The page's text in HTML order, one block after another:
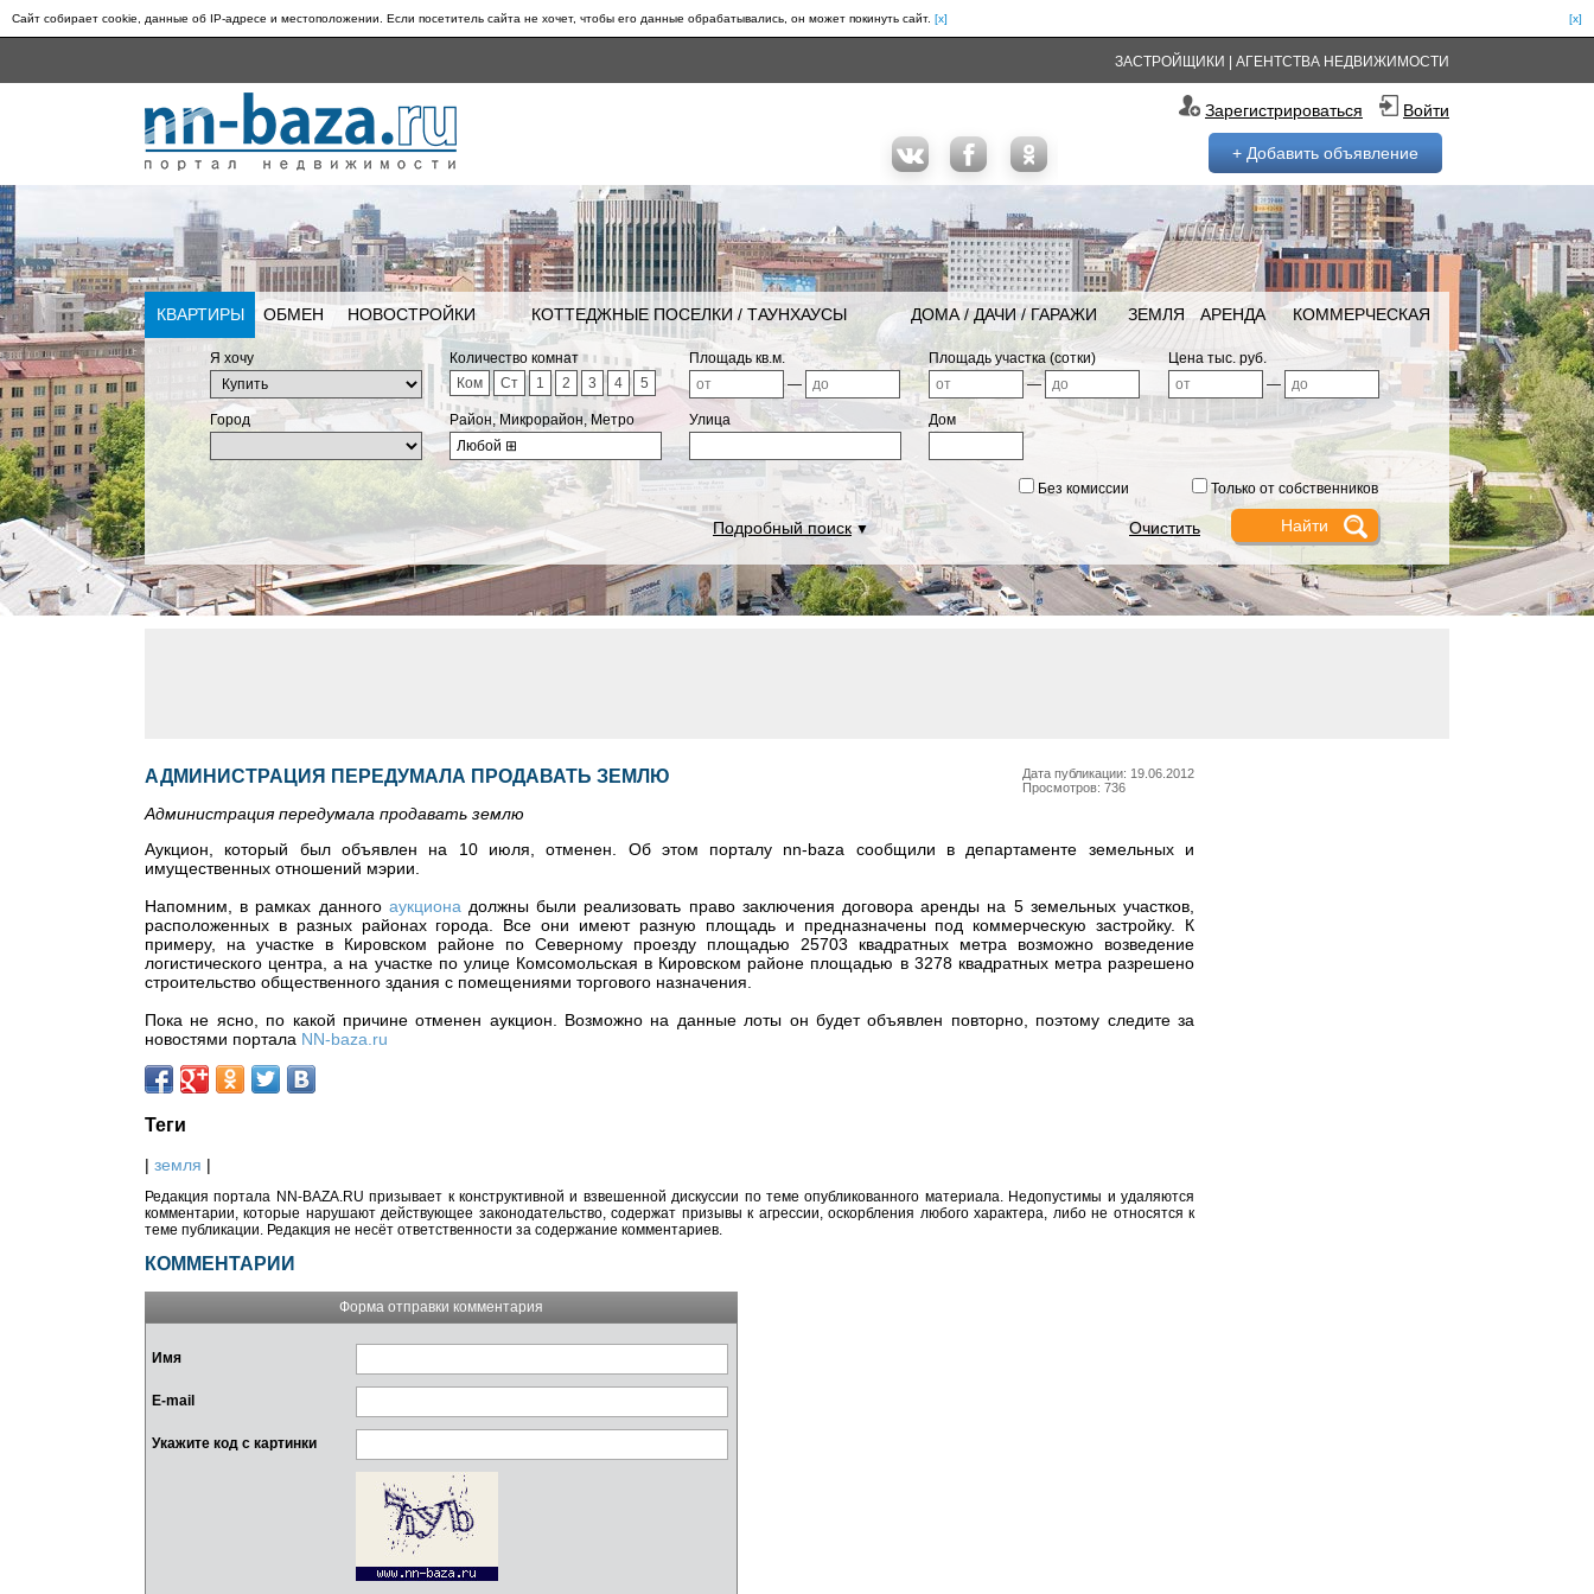
Сайт собирает cookie, данные об IP-адресе и местоположении. Если посетитель сайта не хочет, чтобы его данные обрабатывались, он может покинуть сайт. [x]
[x]
ЗАСТРОЙЩИКИ АГЕНТСТВА НЕДВИЖИМОСТИ
Зарегистрироваться Войти
+ Добавить объявление
КВАРТИРЫ ОБМЕН НОВОСТРОЙКИ КОТТЕДЖНЫЕ ПОСЕЛКИ / ТАУНХАУСЫ ДОМА / ДАЧИ / ГАРАЖИ ЗЕМЛЯ АРЕНДА КОММЕРЧЕСКАЯ
Я хочу
Количество комнат
Ком
Ст 1 2 3 4 5
Площадь кв.м.
—
Площадь участка (сотки)
—
Цена тыс. руб.
—
Город
Район, Микрорайон, Метро
Любой ⊞
Улица Дом
Без комиссии Только от собственников
Подробный поиск▼ Очистить
Дата публикации: 19.06.2012
Просмотров: 736
АДМИНИСТРАЦИЯ ПЕРЕДУМАЛА ПРОДАВАТЬ ЗЕМЛЮ
Администрация передумала продавать землю
Аукцион, который был объявлен на 10 июля, отменен. Об этом порталу nn-baza сообщили в департаменте земельных и
имущественных отношений мэрии.
Напомним, в рамках данного аукционадолжны были реализовать право заключения договора аренды на 5 земельных участков,
расположенных в разных районах города. Все они имеют разную площадь и предназначены под коммерческую застройку. К
примеру, на участке в Кировском районе по Северному проезду площадью 25703 квадратных метра возможно возведение
логистического центра, а на участке по улице Комсомольская в Кировском районе площадью в 3278 квадратных метра разрешено
строительство общественного здания с помещениями торгового назначения.
Пока не ясно, по какой причине отменен аукцион. Возможно на данные лоты он будет объявлен повторно, поэтому следите за
новостями портала NN-baza.ru
Теги
| земля |
Редакция портала NN-BAZA.RU призывает к конструктивной и взвешенной дискуссии по теме опубликованного материала. Недопустимы и удаляются
комментарии, которые нарушают действующее законодательство, содержат призывы к агрессии, оскорбления любого характера, либо не относятся к
теме публикации. Редакция не несёт ответственности за содержание комментариев.
КОММЕНТАРИИ
Форма отправки комментария
Имя
E-mail
Укажите код с картинки